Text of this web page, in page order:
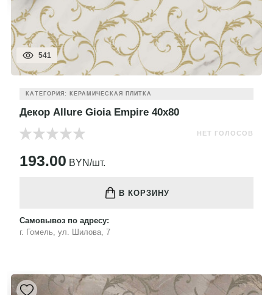
541
КАТЕГОРИЯ: КЕРАМИЧЕСКАЯ ПЛИТКА
Декор Allure Gioia Empire 40x80
НЕТ ГОЛОСОВ
193.00 BYN/шт.
В КОРЗИНУ
Самовывоз по адресу:
г. Гомель, ул. Шилова, 7